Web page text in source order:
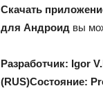
Скачать
для Андроид вы
Разработчик: Igor
(RUS)Состояние: